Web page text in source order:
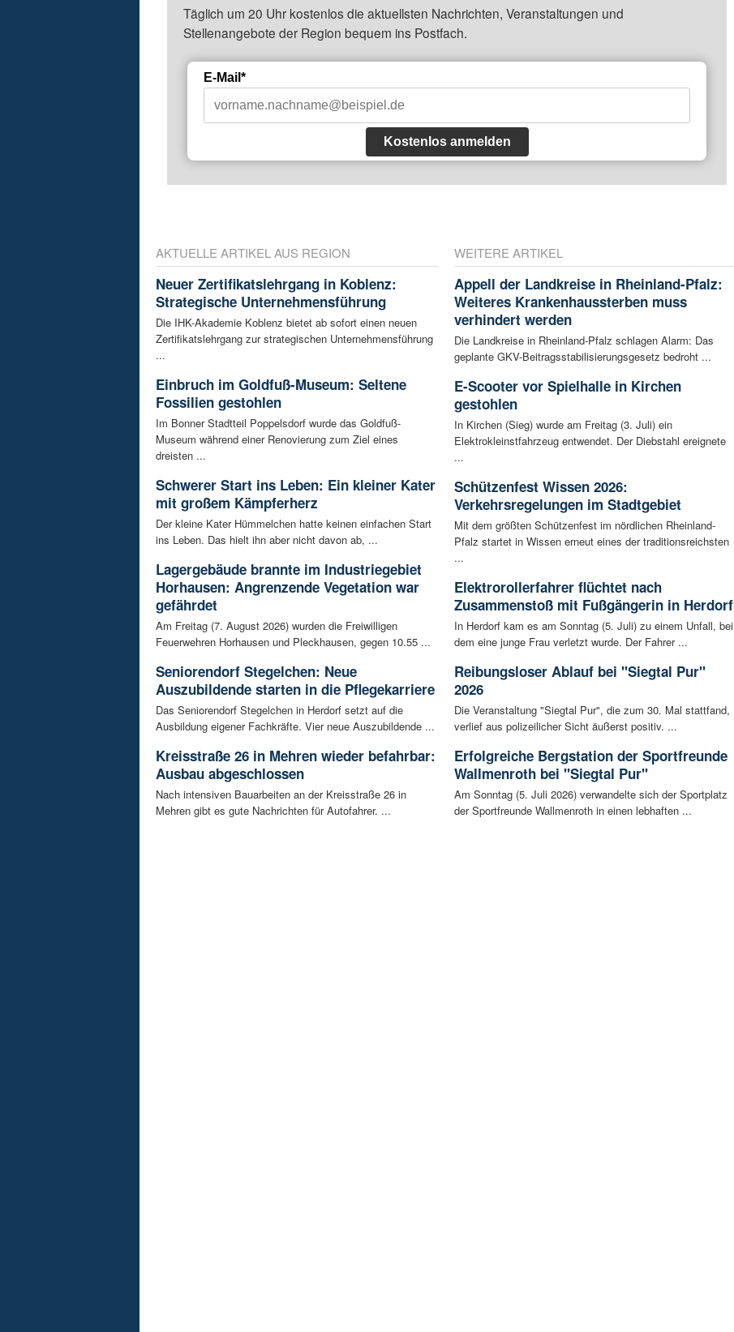
Täglich um 20 Uhr kostenlos die aktuellsten Nachrichten, Veranstaltungen und
Stellenangebote der Region bequem ins Postfach.
E-Mail*
Kostenlos anmelden
AKTUELLE ARTIKEL AUS REGION
Neuer Zertifikatslehrgang in Koblenz:
Strategische Unternehmensführung
Die IHK-Akademie Koblenz bietet ab sofort einen neuen
Zertifikatslehrgang zur strategischen Unternehmensführung
...
Einbruch im Goldfuß-Museum: Seltene
Fossilien gestohlen
Im Bonner Stadtteil Poppelsdorf wurde das Goldfuß-
Museum während einer Renovierung zum Ziel eines
dreisten ...
Schwerer Start ins Leben: Ein kleiner Kater
mit großem Kämpferherz
Der kleine Kater Hümmelchen hatte keinen einfachen Start
ins Leben. Das hielt ihn aber nicht davon ab, ...
Lagergebäude brannte im Industriegebiet
Horhausen: Angrenzende Vegetation war
gefährdet
Am Freitag (7. August 2026) wurden die Freiwilligen
Feuerwehren Horhausen und Pleckhausen, gegen 10.55 ...
Seniorendorf Stegelchen: Neue
Auszubildende starten in die Pflegekarriere
Das Seniorendorf Stegelchen in Herdorf setzt auf die
Ausbildung eigener Fachkräfte. Vier neue Auszubildende ...
Kreisstraße 26 in Mehren wieder befahrbar:
Ausbau abgeschlossen
Nach intensiven Bauarbeiten an der Kreisstraße 26 in
Mehren gibt es gute Nachrichten für Autofahrer. ...
WEITERE ARTIKEL
Appell der Landkreise in Rheinland-Pfalz:
Weiteres Krankenhaussterben muss
verhindert werden
Die Landkreise in Rheinland-Pfalz schlagen Alarm: Das
geplante GKV-Beitragsstabilisierungsgesetz bedroht ...
E-Scooter vor Spielhalle in Kirchen
gestohlen
In Kirchen (Sieg) wurde am Freitag (3. Juli) ein
Elektrokleinstfahrzeug entwendet. Der Diebstahl ereignete
...
Schützenfest Wissen 2026:
Verkehrsregelungen im Stadtgebiet
Mit dem größten Schützenfest im nördlichen Rheinland-
Pfalz startet in Wissen erneut eines der traditionsreichsten
...
Elektrorollerfahrer flüchtet nach
Zusammenstoß mit Fußgängerin in Herdorf
In Herdorf kam es am Sonntag (5. Juli) zu einem Unfall, bei
dem eine junge Frau verletzt wurde. Der Fahrer ...
Reibungsloser Ablauf bei "Siegtal Pur"
2026
Die Veranstaltung "Siegtal Pur", die zum 30. Mal stattfand,
verlief aus polizeilicher Sicht äußerst positiv. ...
Erfolgreiche Bergstation der Sportfreunde
Wallmenroth bei "Siegtal Pur"
Am Sonntag (5. Juli 2026) verwandelte sich der Sportplatz
der Sportfreunde Wallmenroth in einen lebhaften ...